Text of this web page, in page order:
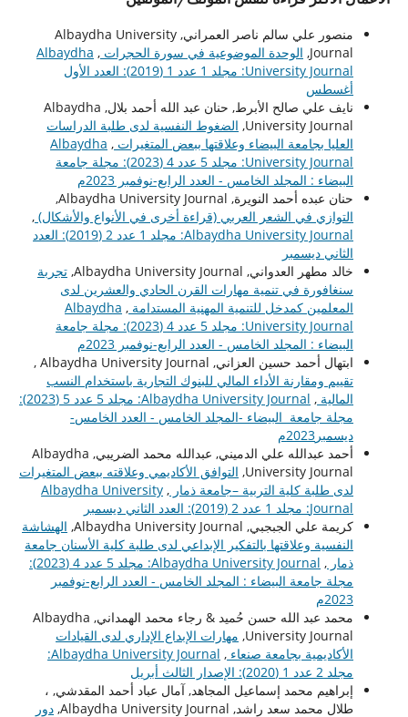
منصور علي سالم ناصر العمراني, Albaydha University
Journal, الوحدة الموضوعية في سورة الحجرات ,
Albaydha
University Journal: مجلد 1 عدد 1 (2019): العدد الأول
أغسطس
نايف علي صالح الأبرط, حنان عبد الله أحمد بلال, Albaydha
University Journal, الضغوط النفسية لدى طلبة الدراسات
العليا بجامعة البيضاء وعلاقتها ببعض المتغيرات ,
Albaydha
University Journal: مجلد 5 عدد 4 (2023): مجلة جامعة
البيضاء : المجلد الخامس - العدد الرابع-نوفمبر 2023م
حنان عبده أحمد النويرة, Albaydha University Journal,
التوازي في الشعر العربي (قراءة أخرى في الأنواع والأشكال) ,
Albaydha University Journal: مجلد 1 عدد 2 (2019): العدد
الثاني ديسمبر
خالد مطهر العدواني, Albaydha University Journal,
تجربة
سنغافورة في تنمية مهارات القرن الحادي والعشرين لدى
المعلمين كمدخل للتنمية المهنية المستدامة ,
Albaydha
University Journal: مجلد 5 عدد 4 (2023): مجلة جامعة
البيضاء : المجلد الخامس - العدد الرابع-نوفمبر 2023م
ابتهال أحمد حسين العزاني, Albaydha University Journal ,
تقييم ومقارنة الأداء المالي للبنوك التجارية باستخدام النسب
المالية ,
Albaydha University Journal: مجلد 5 عدد 5 (2023):
مجلة جامعة البيضاء -المجلد الخامس - العدد الخامس-
ديسمبر2023م
أحمد عبدالله علي الدميني, عبدالله محمد الضريبي, Albaydha
University Journal, التوافق الأكاديمي وعلاقته ببعض المتغيرات
لدى طلبة كلية التربية –جامعة ذمار ,
Albaydha University
Journal: مجلد 1 عدد 2 (2019): العدد الثاني ديسمبر
كريمة علي الجبجبي, Albaydha University Journal,
الهشاشة
النفسية وعلاقتها بالتفكير الإبداعي لدى طلبة كلية الأسنان جامعة
ذمار ,
Albaydha University Journal: مجلد 5 عدد 4 (2023):
مجلة جامعة البيضاء : المجلد الخامس - العدد الرابع-نوفمبر
2023م
محمد عبد الله حسن حُميد & رجاء محمد الهمداني, Albaydha
University Journal, مهارات الإبداع الإداري لدى القيادات
الأكاديمية بجامعة صنعاء ,
Albaydha University Journal:
مجلد 2 عدد 1 (2020): الإصدار الثالث أبريل
إبراهيم محمد إسماعيل المجاهد, آمال عباد أحمد المقدشي, ،
طلال محمد سعد راشد, Albaydha University Journal,
دور